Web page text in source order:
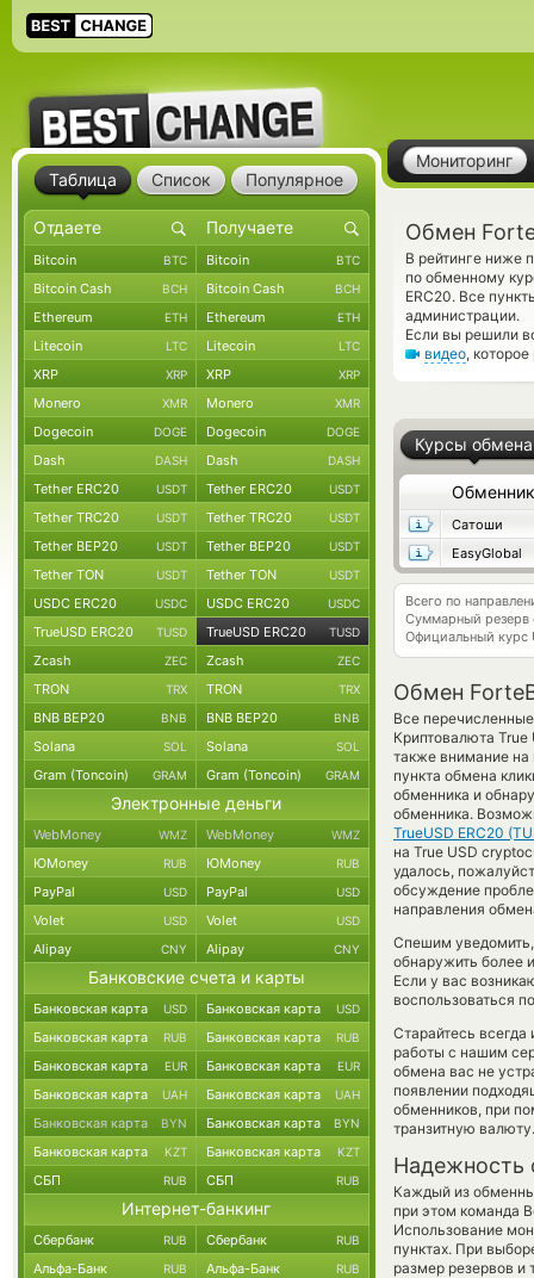
Мониторинг
Обмен
В рейтинге ниже
по обменному
ERC20. Все
администрации.
Если вы решили
видео,
Курсы обмена
Обменник
Сатоши
EasyGlobal
Всего по
Суммарный резерв
Официальный курс
Обмен
Все
Криптовалюта
также внимание на
пункта обмена
обменника и
обменника.
TrueUSD ERC20
на True USD
удалось,
обсуждение
направления
Спешим
обнаружить более
Если у вас
воспользоваться
Старайтесь всегда
работы с нашим
обмена вас не
появлении
обменников, при
транзитную валюту.
Надежность
Каждый из
при этом команда
Использование
пунктах. При
размер резервов и
Таблица Список Популярное
Bitcoin BTC Bitcoin BTC
Bitcoin Cash BCH Bitcoin Cash BCH
Ethereum ETH Ethereum ETH
Litecoin LTC Litecoin LTC
XRP XRP XRP XRP
Monero XMR Monero XMR
Dogecoin DOGE Dogecoin DOGE
Dash DASH Dash DASH
Tether ERC20 USDT Tether ERC20 USDT
Tether TRC20 USDT Tether TRC20 USDT
Tether BEP20 USDT Tether BEP20 USDT
Tether TON USDT Tether TON USDT
USDC ERC20 USDC USDC ERC20 USDC
TrueUSD ERC20 TUSD TrueUSD ERC20 TUSD
Zcash ZEC Zcash ZEC
TRON TRX TRON TRX
BNB BEP20 BNB BNB BEP20 BNB
Solana SOL Solana SOL
Gram (Toncoin) GRAM Gram (Toncoin) GRAM
Электронные деньги
WebMoney WMZ WebMoney WMZ
ЮMoney RUB ЮMoney RUB
PayPal USD PayPal USD
Volet USD Volet USD
Alipay CNY Alipay CNY
Банковские счета и карты
Банковская карта USD Банковская карта USD
Банковская карта RUB Банковская карта RUB
Банковская карта EUR Банковская карта EUR
Банковская карта UAH Банковская карта UAH
Банковская карта BYN Банковская карта BYN
Банковская карта KZT Банковская карта KZT
СБП RUB СБП RUB
Интернет-банкинг
Сбербанк RUB Сбербанк RUB
Альфа-Банк RUB Альфа-Банк RUB